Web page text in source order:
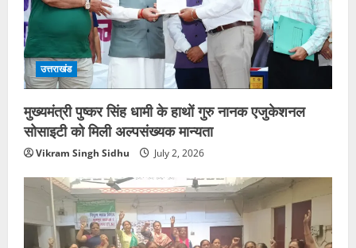
उत्तराखंड
मुख्यमंत्री पुष्कर सिंह धामी के हाथों गुरु नानक एजुकेशनल
सोसाइटी को मिली अल्पसंख्यक मान्यता
Vikram Singh Sidhu July 2, 2026